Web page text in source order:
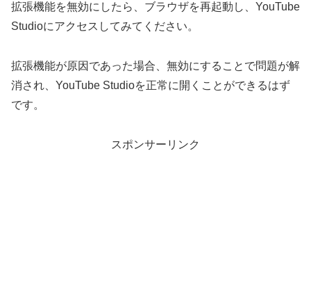
拡張機能を無効にしたら、ブラウザを再起動し、YouTube
Studioにアクセスしてみてください。
拡張機能が原因であった場合、無効にすることで問題が解
消され、YouTube Studioを正常に開くことができるはず
です。
スポンサーリンク